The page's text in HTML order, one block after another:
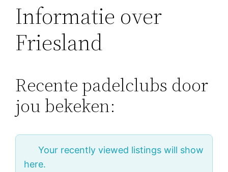
Informatie over
Friesland
Recente padelclubs door
jou bekeken:
Your recently viewed listings will show
here.